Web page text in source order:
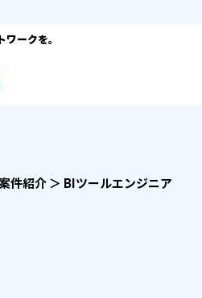
ークを。
件紹介＞ BIツールエンジニア